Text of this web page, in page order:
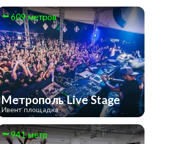
609 метров
Метрополь Live Stage
Ивент площадка
941 метр